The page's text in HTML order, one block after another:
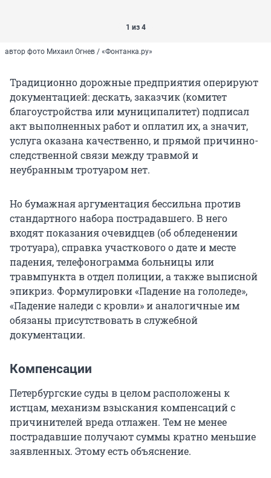
1 из 4
автор фото Михаил Огнев / «Фонтанка.ру»
Традиционно дорожные предприятия оперируют
документацией: дескать, заказчик (комитет
благоустройства или муниципалитет) подписал
акт выполненных работ и оплатил их, а значит,
услуга оказана качественно, и прямой причинно-
следственной связи между травмой и
неубранным тротуаром нет.
Но бумажная аргументация бессильна против
стандартного набора пострадавшего. В него
входят показания очевидцев (об обледенении
тротуара), справка участкового о дате и месте
падения, телефонограмма больницы или
травмпункта в отдел полиции, а также выписной
эпикриз. Формулировки «Падение на гололеде»,
«Падение наледи с кровли» и аналогичные им
обязаны присутствовать в служебной
документации.
Компенсации
Петербургские суды в целом расположены к
истцам, механизм взыскания компенсаций с
причинителей вреда отлажен. Тем не менее
пострадавшие получают суммы кратно меньшие
заявленных. Этому есть объяснение.